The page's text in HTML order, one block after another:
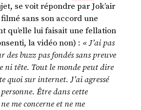
se voit répondre par Jok’air
filmé sans son accord une
qu’elle lui faisait une fellation
la vidéo non) : « J’ai pas
des buzz pas fondés sans preuve
ni tête. Tout le monde peut dire
quoi sur internet. J’ai agressé
Être dans cette
me concerne et ne me